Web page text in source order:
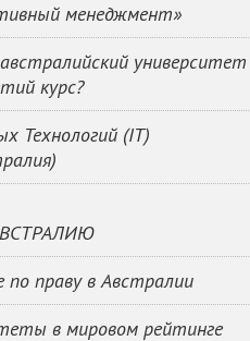
менеджмент»
университет
курс?
Технологий (IT)
праву в Австралии
в мировом рейтинге